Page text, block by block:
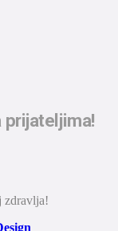
prijateljima!
zdravlja!